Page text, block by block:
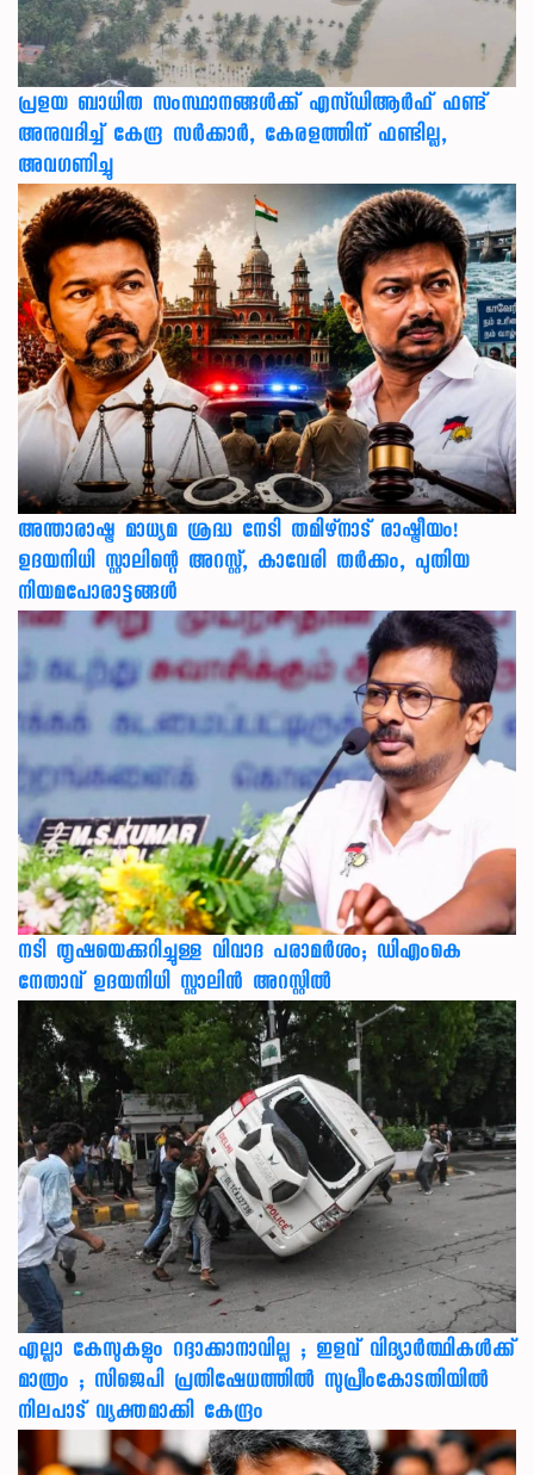
പ്രളയ ബാധിത സംസ്ഥാനങ്ങൾക്ക് എസ്ഡിആർഫ് ഫണ്ട്
അനുവദിച്ച് കേന്ദ്ര സര്‍ക്കാര്‍, കേരളത്തിന് ഫണ്ടില്ല,
അവഗണിച്ചു
അന്താരാഷ്ട്ര മാധ്യമ ശ്രദ്ധ നേടി തമിഴ്‌നാട് രാഷ്ട്രീയം!
ഉദയനിധി സ്റ്റാലിന്റെ അറസ്റ്റ്, കാവേരി തർക്കം, പുതിയ
നിയമപോരാട്ടങ്ങൾ
നടി തൃഷയെക്കുറിച്ചുള്ള വിവാദ പരാമർശം; ഡിഎംകെ
നേതാവ് ഉദയനിധി സ്റ്റാലിൻ അറസ്റ്റിൽ
എല്ലാ കേസുകളും റദ്ദാക്കാനാവില്ല ; ഇളവ് വിദ്യാർത്ഥികൾക്ക്
മാത്രം ; സിജെപി പ്രതിഷേധത്തിൽ സുപ്രീംകോടതിയിൽ
നിലപാട് വ്യക്തമാക്കി കേന്ദ്രം